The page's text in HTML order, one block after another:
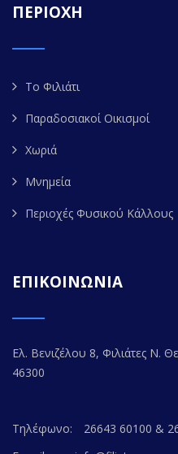
ΠΕΡΙΟΧΗ
Το Φιλιάτι
Παραδοσιακοί Οικισμοί
Χωριά
Μνημεία
Περιοχές Φυσικού Κάλλους
ΕΠΙΚΟΙΝΩΝΙΑ
Ελ. Βενιζέλου 8, Φιλιάτες Ν.
46300
Τηλέφωνο:
26643 60100 &